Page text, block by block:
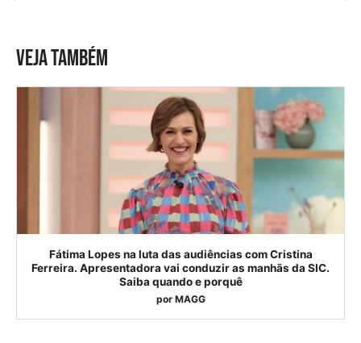
VEJA TAMBÉM
Fátima Lopes na luta das audiências com Cristina
Ferreira. Apresentadora vai conduzir as manhãs da SIC.
Saiba quando e porquê
por MAGG